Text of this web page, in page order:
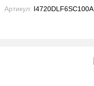
Артикул: I4720DLF6SC100A